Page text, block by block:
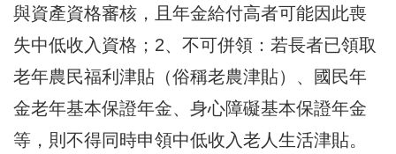
與資產資格審核，且年金給付高者可能因此喪
失中低收入資格；2、不可併領：若長者已領取
老年農民福利津貼（俗稱老農津貼）、國民年
金老年基本保證年金、身心障礙基本保證年金
等，則不得同時申領中低收入老人生活津貼。